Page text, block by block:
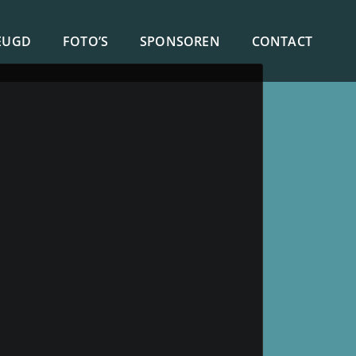
FOTO’S SPONSOREN CONTACT